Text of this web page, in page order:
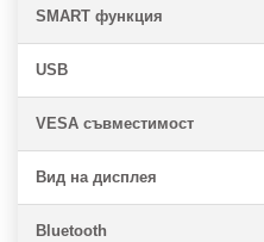
SMART функция
USB
VESA съвместимост
Вид на дисплея
Bluetooth